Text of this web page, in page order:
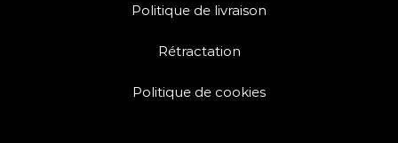
Politique de livraison
Rétractation
Politique de cookies